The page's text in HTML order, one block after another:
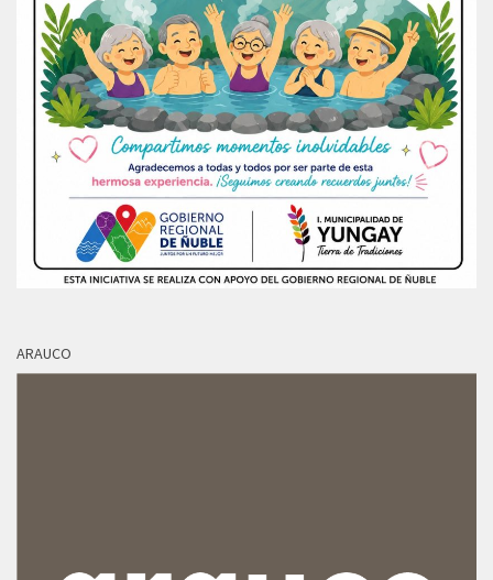
ARAUCO